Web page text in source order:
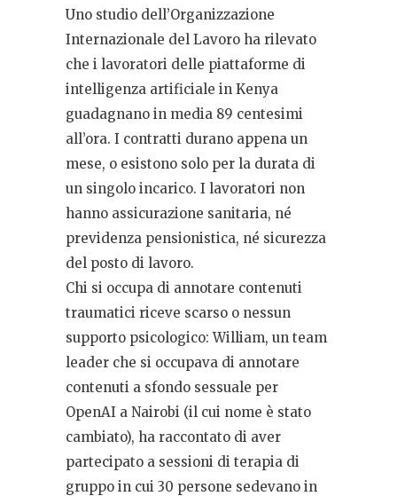
Uno studio dell’Organizzazione
Internazionale del Lavoro ha rilevato
che i lavoratori delle piattaforme di
intelligenza artificiale in Kenya
guadagnano in media 89 centesimi
all’ora. I contratti durano appena un
mese, o esistono solo per la durata di
un singolo incarico. I lavoratori non
hanno assicurazione sanitaria, né
previdenza pensionistica, né sicurezza
del posto di lavoro.
Chi si occupa di annotare contenuti
traumatici riceve scarso o nessun
supporto psicologico: William, un team
leader che si occupava di annotare
contenuti a sfondo sessuale per
OpenAI a Nairobi (il cui nome è stato
cambiato), ha raccontato di aver
partecipato a sessioni di terapia di
gruppo in cui 30 persone sedevano in